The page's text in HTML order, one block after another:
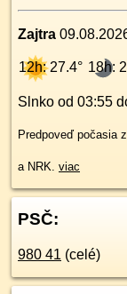
Zajtra
12h: 27.4° 18h:
Slnko od 03:55
Predpoveď počasia
a NRK. viac
PSČ:
980 41 (celé)